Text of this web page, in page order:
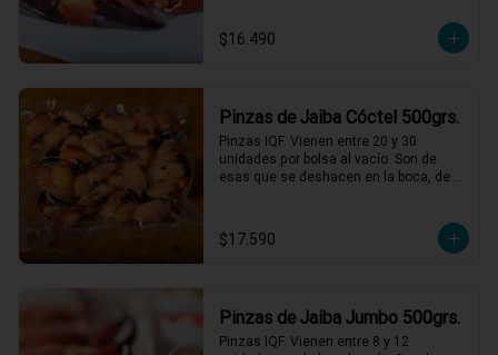
$16.490
Pinzas de Jaiba Cóctel 500grs.
Pinzas IQF. Vienen entre 20 y 30
unidades por bolsa al vacío. Son de
esas que se deshacen en la boca, de
mayonesas de varios sabores.
$17.590
Pinzas de Jaiba Jumbo 500grs.
Pinzas IQF. Vienen entre 8 y 12